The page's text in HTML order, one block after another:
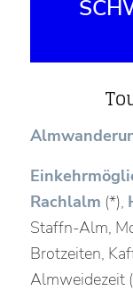
Rachlalm (*),
Staffn-Alm,
Brotzeiten,
Almweidezeit